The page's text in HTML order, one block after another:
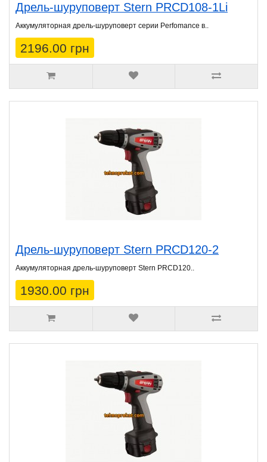
Дрель-шуруповерт Stern PRCD108-1Li
Аккумуляторная дрель-шуруповерт серии Perfomance в..
2196.00 грн
Дрель-шуруповерт Stern PRCD120-2
Аккумуляторная дрель-шуруповерт Stern PRCD120..
1930.00 грн